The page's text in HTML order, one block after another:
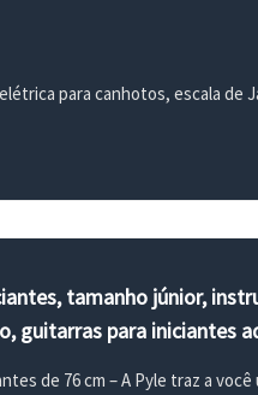
para canhotos, escala
tamanho júnior,
guitarras para iniciantes
de 76 cm – A Pyle traz a